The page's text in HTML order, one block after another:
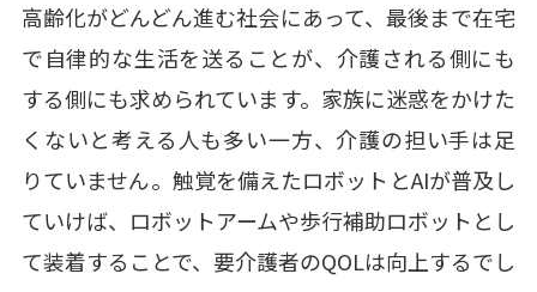
高齢化がどんどん進む社会にあって、最後まで在宅
で自律的な生活を送ることが、介護される側にも
する側にも求められています。家族に迷惑をかけた
くないと考える人も多い一方、介護の担い手は足
りていません。触覚を備えたロボットとAIが普及し
ていけば、ロボットアームや歩行補助ロボットとし
て装着することで、要介護者のQOLは向上するでし